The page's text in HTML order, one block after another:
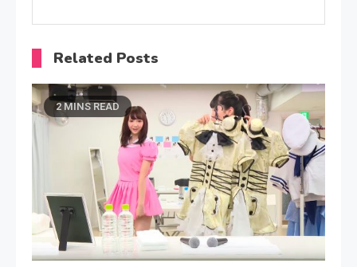
Related Posts
2 MINS READ